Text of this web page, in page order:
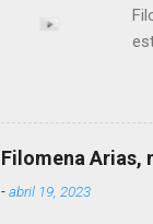
Filomena Arias,
-abril 19, 2023